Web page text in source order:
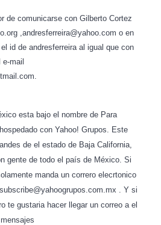
de comunicarse con Gilberto Cortez
,andresferreira@yahoo.com o en
id de andresferreira al igual que con
e-mail
esta bajo el nombre de Para
con Yahoo! Grupos. Este
de el estado de Baja California,
gente de todo el país de México. Si
manda un correro elecrtonico
. Y si
te gustaria hacer llegar un correo a el